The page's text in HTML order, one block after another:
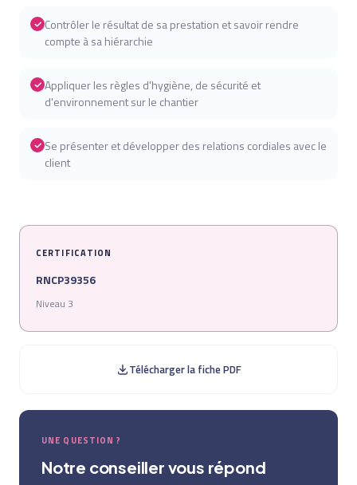
Contrôler le résultat de sa prestation et savoir rendre
compte à sa hiérarchie
Appliquer les règles d'hygiène, de sécurité et
d'environnement sur le chantier
Se présenter et développer des relations cordiales avec le
client
CERTIFICATION
RNCP39356
Niveau 3
Télécharger la fiche PDF
UNE QUESTION ?
Notre conseiller vous répond